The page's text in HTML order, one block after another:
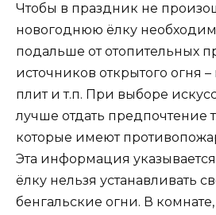
Чтобы в праздник не
новогоднюю ёлку
подальше от отопительных
источников открытого огня
плит и т.п. При выборе
лучше отдать предпочтение
которые имеют
Эта информация
ёлку нельзя устанавливать
бенгальские огни. В комнате,